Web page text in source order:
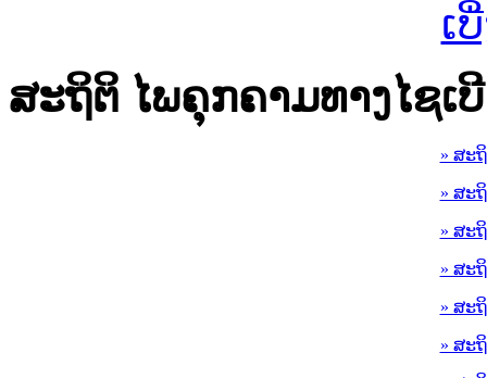
ເ
ສະຖິຕິ ໄພຄຸກຄາມທາງໄຊເບີ
» ສະ
» ສະ
» ສະ
» ສະ
» ສະ
» ສະ